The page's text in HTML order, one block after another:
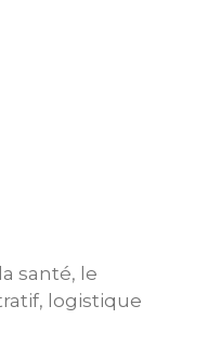
santé, le
logistique